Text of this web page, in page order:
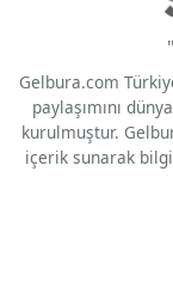
Gelbura.com
paylaşımını
kurulmuştur.
içerik sunarak